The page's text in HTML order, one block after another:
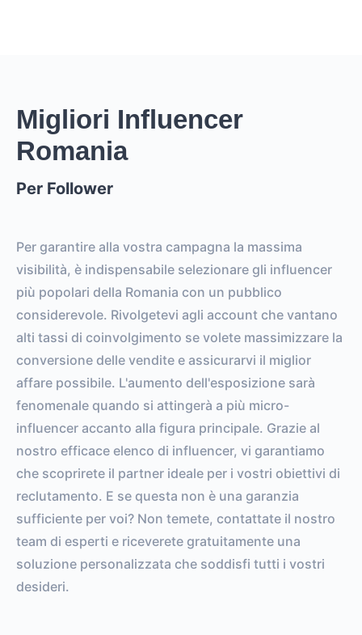
Migliori Influencer
Romania
Per Follower
Per garantire alla vostra campagna la massima
visibilità, è indispensabile selezionare gli influencer
più popolari della Romania con un pubblico
considerevole. Rivolgetevi agli account che vantano
alti tassi di coinvolgimento se volete massimizzare la
conversione delle vendite e assicurarvi il miglior
affare possibile. L'aumento dell'esposizione sarà
fenomenale quando si attingerà a più micro-
influencer accanto alla figura principale. Grazie al
nostro efficace elenco di influencer, vi garantiamo
che scoprirete il partner ideale per i vostri obiettivi di
reclutamento. E se questa non è una garanzia
sufficiente per voi? Non temete, contattate il nostro
team di esperti e riceverete gratuitamente una
soluzione personalizzata che soddisfi tutti i vostri
desideri.